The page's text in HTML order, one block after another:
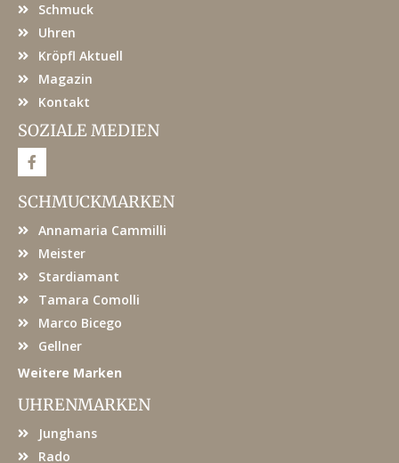
Schmuck
Uhren
Kröpfl Aktuell
Magazin
Kontakt
SOZIALE MEDIEN
F
a
e
b
o
SCHMUCKMARKEN
Annamaria Cammilli
Meister
Stardiamant
Tamara Comolli
Marco Bicego
Gellner
Weitere Marken
UHRENMARKEN
Junghans
Rado